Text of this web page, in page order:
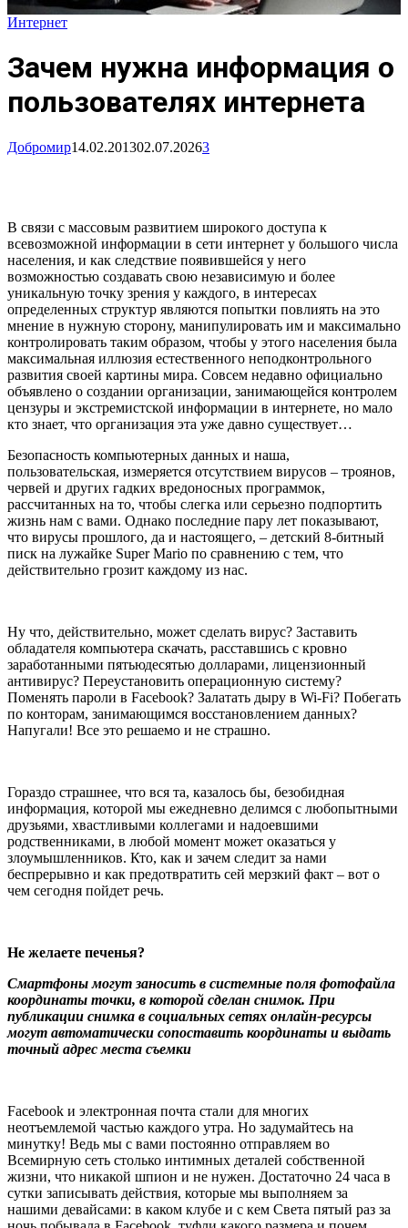
Интернет
Зачем нужна информация о
пользователях интернета
Добромир14.02.201302.07.20263
В связи с массовым развитием широкого доступа к
всевозможной информации в сети интернет у большого числа
населения, и как следствие появившейся у него
возможностью создавать свою независимую и более
уникальную точку зрения у каждого, в интересах
определенных структур являются попытки повлиять на это
мнение в нужную сторону, манипулировать им и максимально
контролировать таким образом, чтобы у этого населения была
максимальная иллюзия естественного неподконтрольного
развития своей картины мира. Совсем недавно официально
объявлено о создании организации, занимающейся контролем
цензуры и экстремистской информации в интернете, но мало
кто знает, что организация эта уже давно существует…
Безопасность компьютерных данных и наша,
пользовательская, измеряется отсутствием вирусов – троянов,
червей и других гадких вредоносных программок,
рассчитанных на то, чтобы слегка или серьезно подпортить
жизнь нам с вами. Однако последние пару лет показывают,
что вирусы прошлого, да и настоящего, – детский 8-битный
писк на лужайке Super Mario по сравнению с тем, что
действительно грозит каждому из нас.
Ну что, действительно, может сделать вирус? Заставить
обладателя компьютера скачать, расставшись с кровно
заработанными пятьюдесятью долларами, лицензионный
антивирус? Переустановить операционную систему?
Поменять пароли в Facebook? Залатать дыру в Wi-Fi? Побегать
по конторам, занимающимся восстановлением данных?
Напугали! Все это решаемо и не страшно.
Гораздо страшнее, что вся та, казалось бы, безобидная
информация, которой мы ежедневно делимся с любопытными
друзьями, хвастливыми коллегами и надоевшими
родственниками, в любой момент может оказаться у
злоумышленников. Кто, как и зачем следит за нами
беспрерывно и как предотвратить сей мерзкий факт – вот о
чем сегодня пойдет речь.
Не желаете печенья?
Смартфоны могут заносить в системные поля фотофайла
координаты точки, в которой сделан снимок. При
публикации снимка в социальных сетях онлайн-ресурсы
могут автоматически сопоставить координаты и выдать
точный адрес места съемки
Facebook и электронная почта стали для многих
неотъемлемой частью каждого утра. Но задумайтесь на
минутку! Ведь мы с вами постоянно отправляем во
Всемирную сеть столько интимных деталей собственной
жизни, что никакой шпион и не нужен. Достаточно 24 часа в
сутки записывать действия, которые мы выполняем за
нашими девайсами: в каком клубе и с кем Света пятый раз за